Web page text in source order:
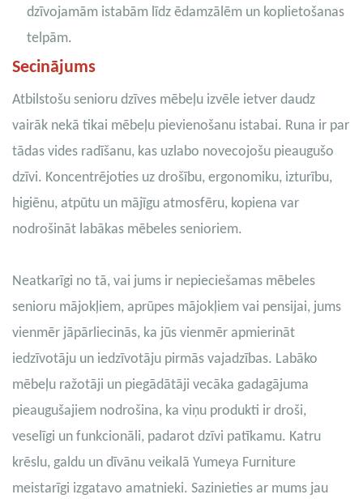
dzīvojamām istabām līdz ēdamzālēm un koplietošanas
telpām.
Secinājums
Atbilstošu senioru dzīves mēbeļu izvēle ietver daudz
vairāk nekā tikai mēbeļu pievienošanu istabai. Runa ir par
tādas vides radīšanu, kas uzlabo novecojošu pieaugušo
dzīvi. Koncentrējoties uz drošību, ergonomiku, izturību,
higiēnu, atpūtu un mājīgu atmosfēru, kopiena var
nodrošināt labākas mēbeles senioriem.
Neatkarīgi no tā, vai jums ir nepieciešamas mēbeles
senioru mājokļiem, aprūpes mājokļiem vai pensijai, jums
vienmēr jāpārliecinās, ka jūs vienmēr apmierināt
iedzīvotāju un iedzīvotāju pirmās vajadzības. Labāko
mēbeļu ražotāji un piegādātāji vecāka gadagājuma
pieaugušajiem nodrošina, ka viņu produkti ir droši,
veselīgi un funkcionāli, padarot dzīvi patīkamu. Katru
krēslu, galdu un dīvānu veikalā Yumeya Furniture
meistarīgi izgatavo amatnieki. Sazinieties ar mums jau